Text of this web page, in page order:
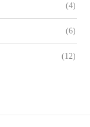
(4)
(6)
(12)